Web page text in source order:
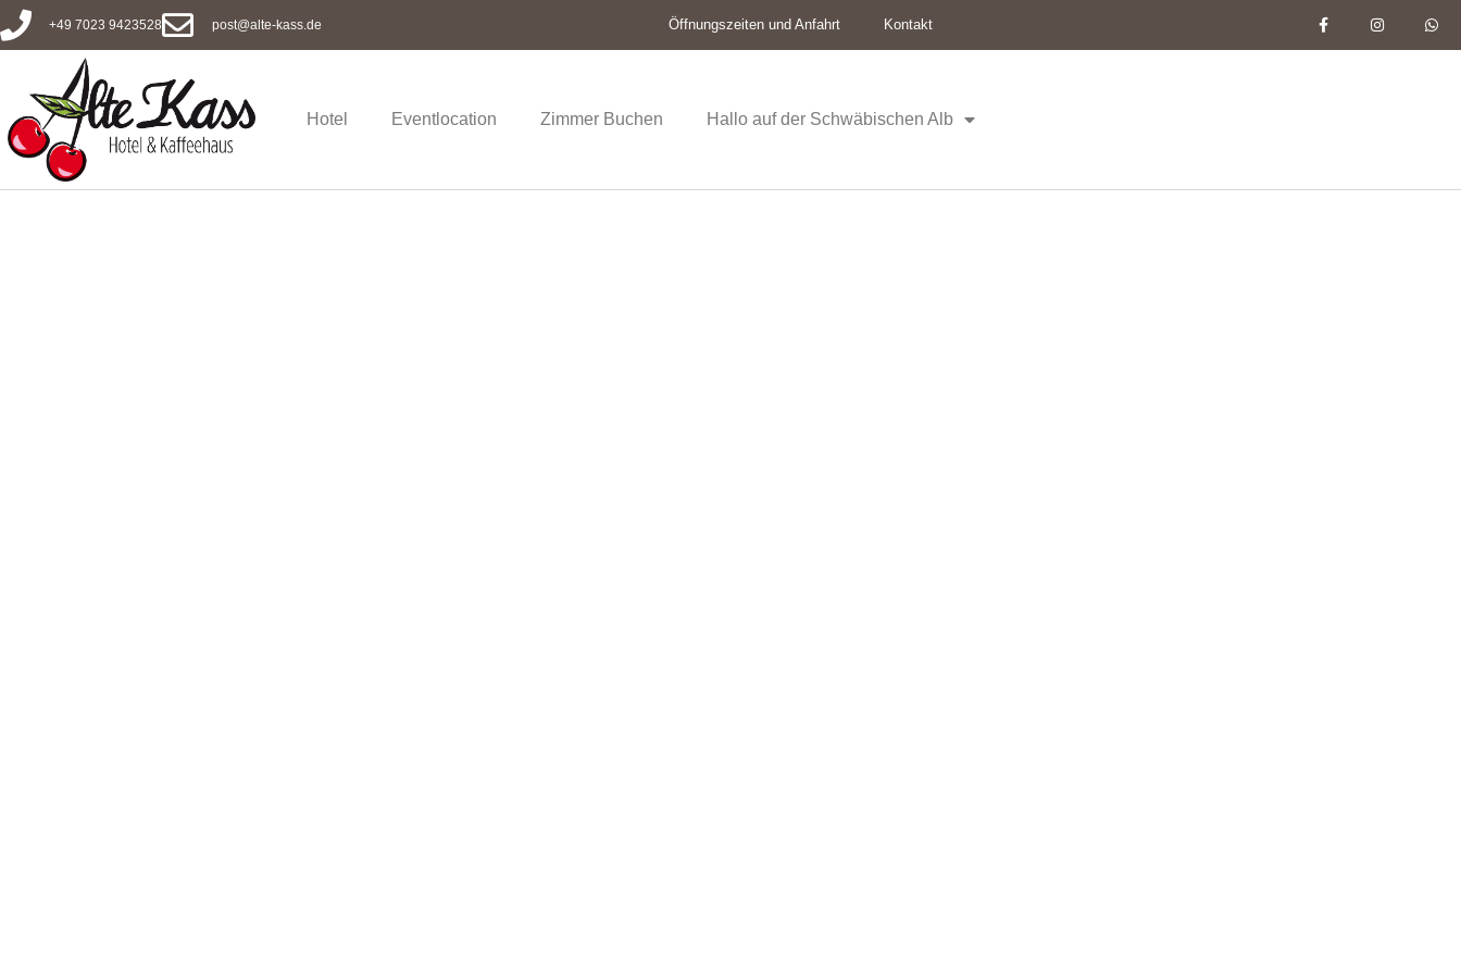
+49 7023 9423528 post@alte-kass.de Öffnungszeiten und Anfahrt Kontakt
Hotel Eventlocation Zimmer Buchen Hallo auf der Schwäbischen Alb